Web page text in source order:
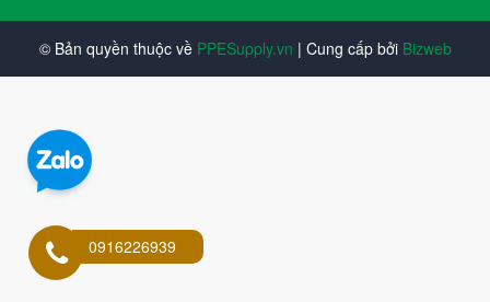
© Bản quyền thuộc về PPESupply.vn | Cung cấp bởi Bizweb
0916226939